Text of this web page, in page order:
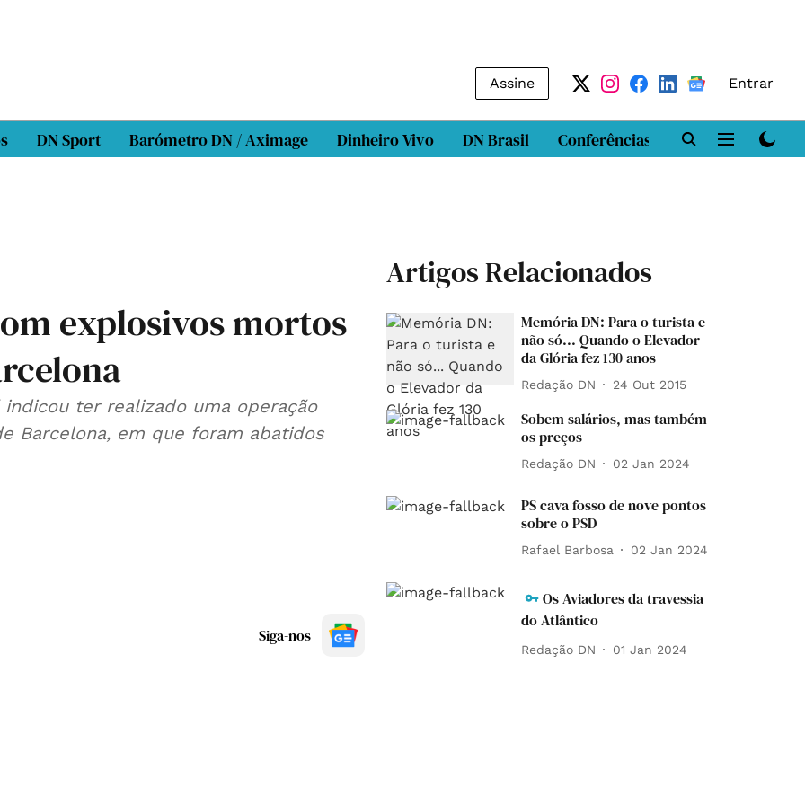
Assine Entrar
DN Sport Barómetro DN / Aximage Dinheiro Vivo DN Brasil Conferências DN LAB
explosivos mortos
ter realizado uma operação
Barcelona, em que foram abatidos
Siga-nos
Artigos Relacionados
Memória DN: Para o turista e
não só... Quando o Elevador
da Glória fez 130 anos
Redação DN 24 Out 2015
Sobem salários, mas também
os preços
Redação DN 02 Jan 2024
PS cava fosso de nove pontos
sobre o PSD
Rafael Barbosa 02 Jan 2024
Os Aviadores da travessia
do Atlântico
Redação DN 01 Jan 2024